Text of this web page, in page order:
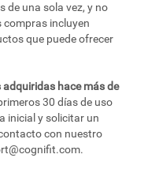
de una sola vez, y no
compras incluyen
que puede ofrecer
hace más de
30 días de uso
inicial y solicitar un
con nuestro
.